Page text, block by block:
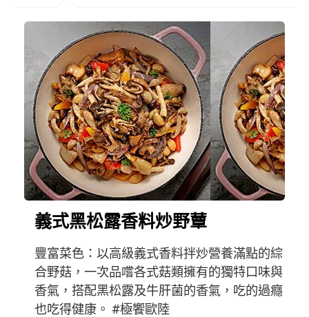
義式黑松露香料炒野蕈
豐富菜色：以高級義式香料拌炒營養滿點的綜
合野菇，一次品嚐各式菇類擁有的獨特口味與
香氣，搭配黑松露及牛肝菌的香氣，吃的過癮
也吃得健康。 #極饗歐陸